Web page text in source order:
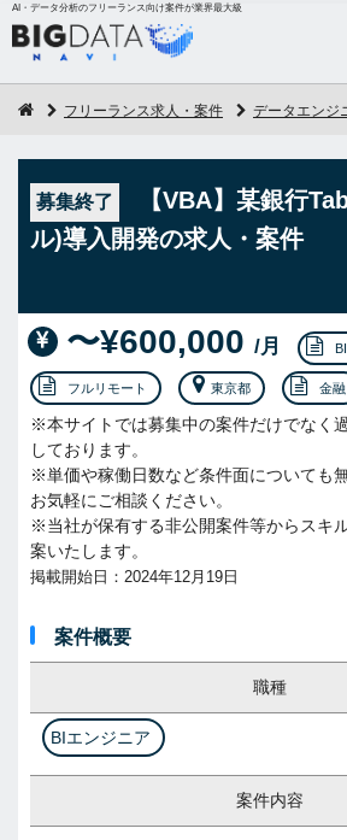
AI・データ分析のフリーランス向け案件が業界最大級
フリーランス求人・案件 データエンジ
募集終了
【VBA】某銀行
ル)導入開発の求人・案件
〜¥600,000 /月
フルリモート 東京都 金融
※本サイトでは募集中の案件だけでなく
しております。
※単価や稼働日数など条件面についても
お気軽にご相談ください。
※当社が保有する非公開案件等からスキ
案いたします。
掲載開始日：2024年12月19日
案件概要
職種
BIエンジニア
案件内容